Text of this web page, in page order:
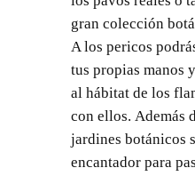
gran colección
A los pericos
tus propias manos
al hábitat de los
con ellos. Además
jardines botánicos
encantador para